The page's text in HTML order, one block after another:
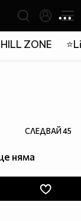
ZONE
СЛЕДВАЙ45
няма